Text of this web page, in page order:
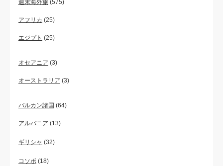
週末海外旅 (575)
アフリカ (25)
エジプト (25)
オセアニア (3)
オーストラリア (3)
バルカン諸国 (64)
アルバニア (13)
ギリシャ (32)
コソボ (18)